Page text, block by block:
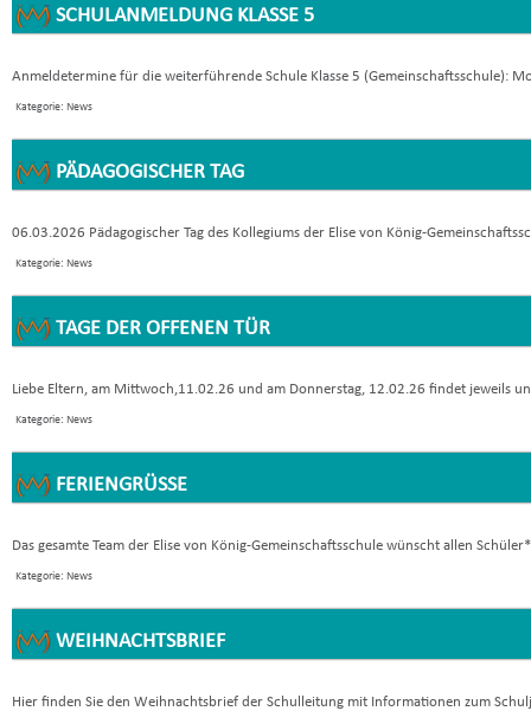
SCHULANMELDUNG KLASSE 5
Anmeldetermine für die weiterführende Schule Klasse 5 (Gemeinschaftsschule):
Kategorie: News
PÄDAGOGISCHER TAG
06.03.2026 Pädagogischer Tag des Kollegiums der Elise von König-
Kategorie: News
TAGE DER OFFENEN TÜR
Liebe Eltern, am Mittwoch,11.02.26 und am Donnerstag, 12.02.26 findet jeweils
Kategorie: News
FERIENGRÜSSE
Das gesamte Team der Elise von König-Gemeinschaftsschule wünscht allen
Kategorie: News
WEIHNACHTSBRIEF
Hier finden Sie den Weihnachtsbrief der Schulleitung mit Informationen zum